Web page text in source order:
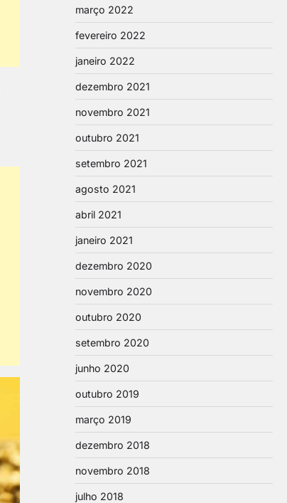
março 2022
fevereiro 2022
janeiro 2022
dezembro 2021
novembro 2021
outubro 2021
setembro 2021
agosto 2021
abril 2021
janeiro 2021
dezembro 2020
novembro 2020
outubro 2020
setembro 2020
junho 2020
outubro 2019
março 2019
dezembro 2018
novembro 2018
julho 2018